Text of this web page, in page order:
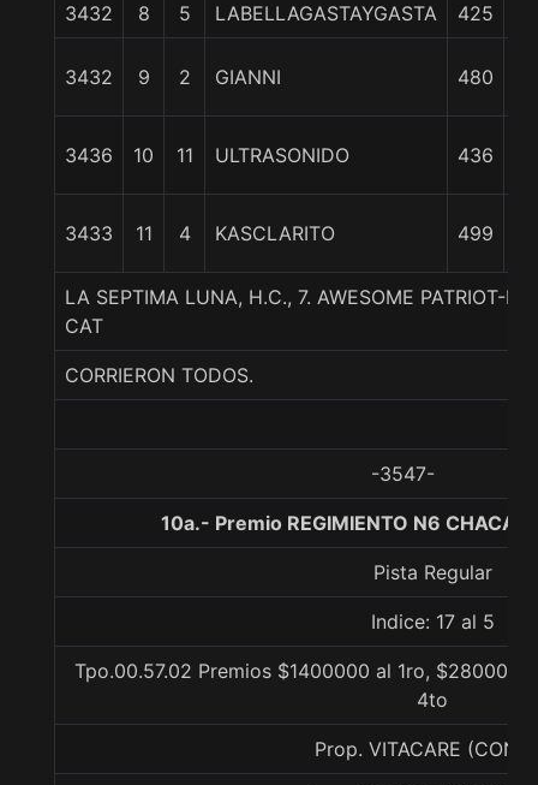
3432 8 5 LABELLAGASTAYGASTA 425
3432 9 2 GIANNI 480
3436 10 11 ULTRASONIDO 436
3433 11 4 KASCLARITO 499
LA SEPTIMA LUNA, H.C., 7. AWESOME PATRIOT-
CAT
CORRIERON TODOS.
-3547-
10a.- Premio REGIMIENTO N6
Pista Regular
Indice: 17 al 5
Tpo.00.57.02 Premios $1400000 al 1ro, $280000
4to
Prop. VITACARE